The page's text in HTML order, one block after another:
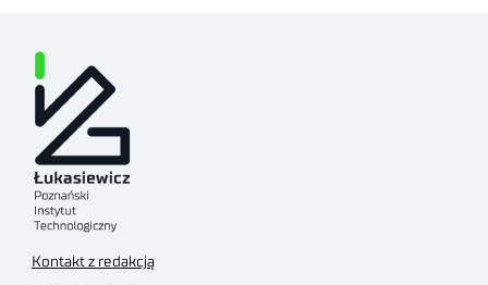
Kontakt z redakcją